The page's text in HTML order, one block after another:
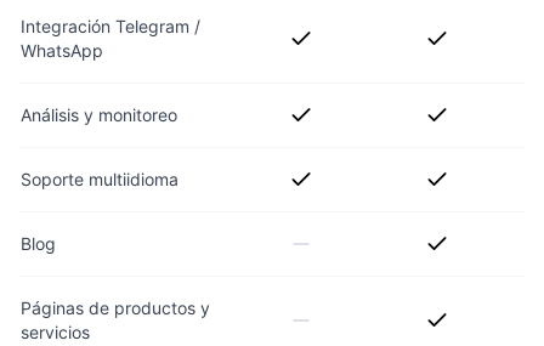
Integración Telegram /
WhatsApp
Análisis y monitoreo
Soporte multiidioma
Blog
Páginas de productos y
servicios